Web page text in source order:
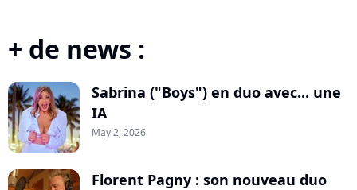
+ de news :
Sabrina ("Boys") en duo avec... une
IA
May 2, 2026
Florent Pagny : son nouveau duo